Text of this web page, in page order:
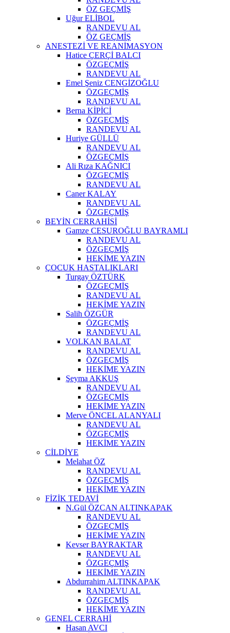
ÖZ GEÇMİŞ
Uğur ELİBOL
RANDEVU AL
ÖZ GEÇMİŞ
ANESTEZİ VE REANİMASYON
Hatice ÇERÇİ BALCI
ÖZGEÇMİŞ
RANDEVU AL
Emel Şeniz CENGİZOĞLU
ÖZGEÇMİŞ
RANDEVU AL
Berna KİPİCİ
ÖZGEÇMİŞ
RANDEVU AL
Huriye GÜLLÜ
RANDEVU AL
ÖZGEÇMİŞ
Ali Rıza KAĞNICI
ÖZGEÇMİŞ
RANDEVU AL
Caner KALAY
RANDEVU AL
ÖZGEÇMİŞ
BEYİN CERRAHİSİ
Gamze CESUROĞLU BAYRAMLI
RANDEVU AL
ÖZGEÇMİŞ
HEKİME YAZIN
ÇOCUK HASTALIKLARI
Turgay ÖZTÜRK
ÖZGEÇMİŞ
RANDEVU AL
HEKİME YAZIN
Salih ÖZGÜR
ÖZGEÇMİŞ
RANDEVU AL
VOLKAN BALAT
RANDEVU AL
ÖZGEÇMİŞ
HEKİME YAZIN
Şeyma AKKUŞ
RANDEVU AL
ÖZGEÇMİŞ
HEKİME YAZIN
Merve ÖNCEL ALANYALI
RANDEVU AL
ÖZGEÇMİŞ
HEKİME YAZIN
CİLDİYE
Melahat ÖZ
RANDEVU AL
ÖZGEÇMİŞ
HEKİME YAZIN
FİZİK TEDAVİ
N.Gül ÖZCAN ALTINKAPAK
RANDEVU AL
ÖZGEÇMİŞ
HEKİME YAZIN
Kevser BAYRAKTAR
RANDEVU AL
ÖZGEÇMİŞ
HEKİME YAZIN
Abdurrahim ALTINKAPAK
RANDEVU AL
ÖZGEÇMİŞ
HEKİME YAZIN
GENEL CERRAHİ
Hasan AVCI